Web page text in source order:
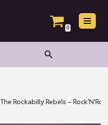
0
Search Button
The Rockabilly Rebels –